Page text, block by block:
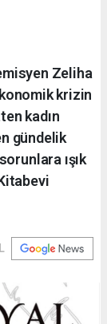
Zeliha
krizin
kadın
gündelik
ışık